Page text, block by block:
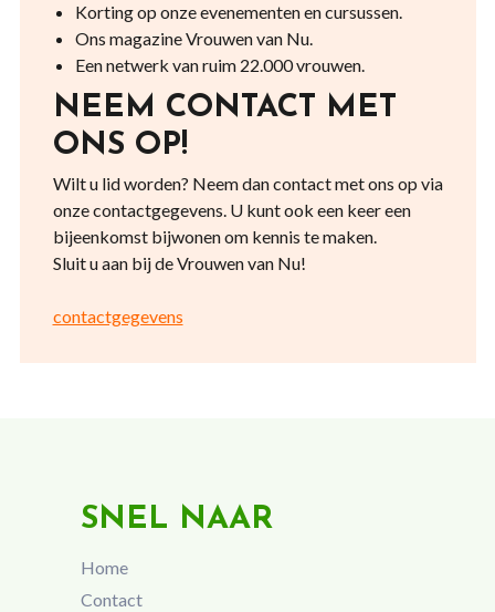
Korting op onze evenementen en cursussen.
Ons magazine Vrouwen van Nu.
Een netwerk van ruim 22.000 vrouwen.
NEEM CONTACT MET
ONS OP!
Wilt u lid worden? Neem dan contact met ons op via
onze contactgegevens. U kunt ook een keer een
bijeenkomst bijwonen om kennis te maken.
Sluit u aan bij de Vrouwen van Nu!
contactgegevens
SNEL NAAR
Home
Contact